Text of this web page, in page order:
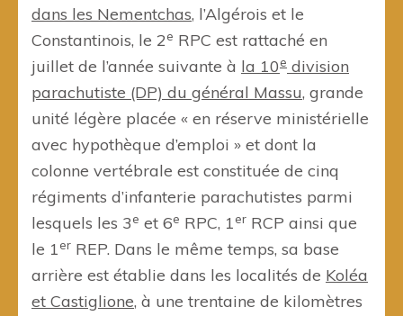
dans les Nementchas, l’Algérois et le
Constantinois, le 2e RPC est rattaché en
juillet de l’année suivante à la 10e division
parachutiste (DP) du général Massu, grande
unité légère placée « en réserve ministérielle
avec hypothèque d’emploi » et dont la
colonne vertébrale est constituée de cinq
régiments d’infanterie parachutistes parmi
lesquels les 3e et 6e RPC, 1er RCP ainsi que
le 1er REP. Dans le même temps, sa base
arrière est établie dans les localités de Koléa
et Castiglione, à une trentaine de kilomètres